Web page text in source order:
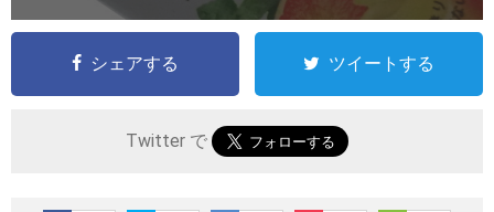
シェアする ツイートする
Twitter で